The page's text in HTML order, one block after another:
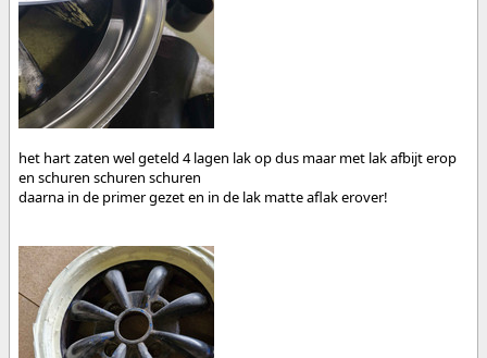
het hart zaten wel geteld 4 lagen lak op dus maar met lak afbijt erop
en schuren schuren schuren
daarna in de primer gezet en in de lak matte aflak erover!